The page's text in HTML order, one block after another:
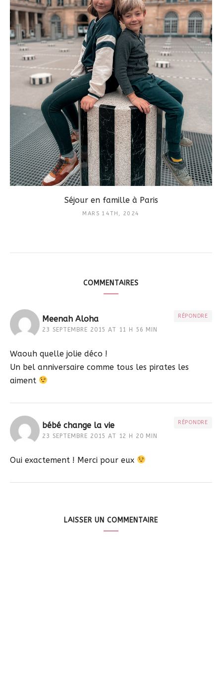
Séjour en famille à Paris
MARS 14TH, 2024
COMMENTAIRES
Meenah Aloha
23 SEPTEMBRE 2015 AT 11 H 56 MIN
RÉPONDRE
Waouh quelle jolie déco !
Un bel anniversaire comme tous les pirates les
aiment
bébé change la vie
23 SEPTEMBRE 2015 AT 12 H 20 MIN
RÉPONDRE
Oui exactement ! Merci pour eux
LAISSER UN COMMENTAIRE